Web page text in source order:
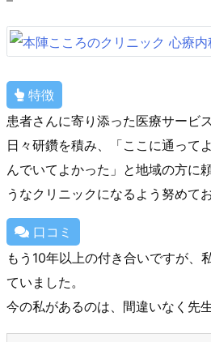
特徴
患者さんに寄り添った医療サービ
日々研鑽を積み、「ここに通って
んでいてよかった」と地域の方に
うなクリニックになるよう努めて
口コミ
もう10年以上の付き合いですが、
ていました。
今の私があるのは、間違いなく先